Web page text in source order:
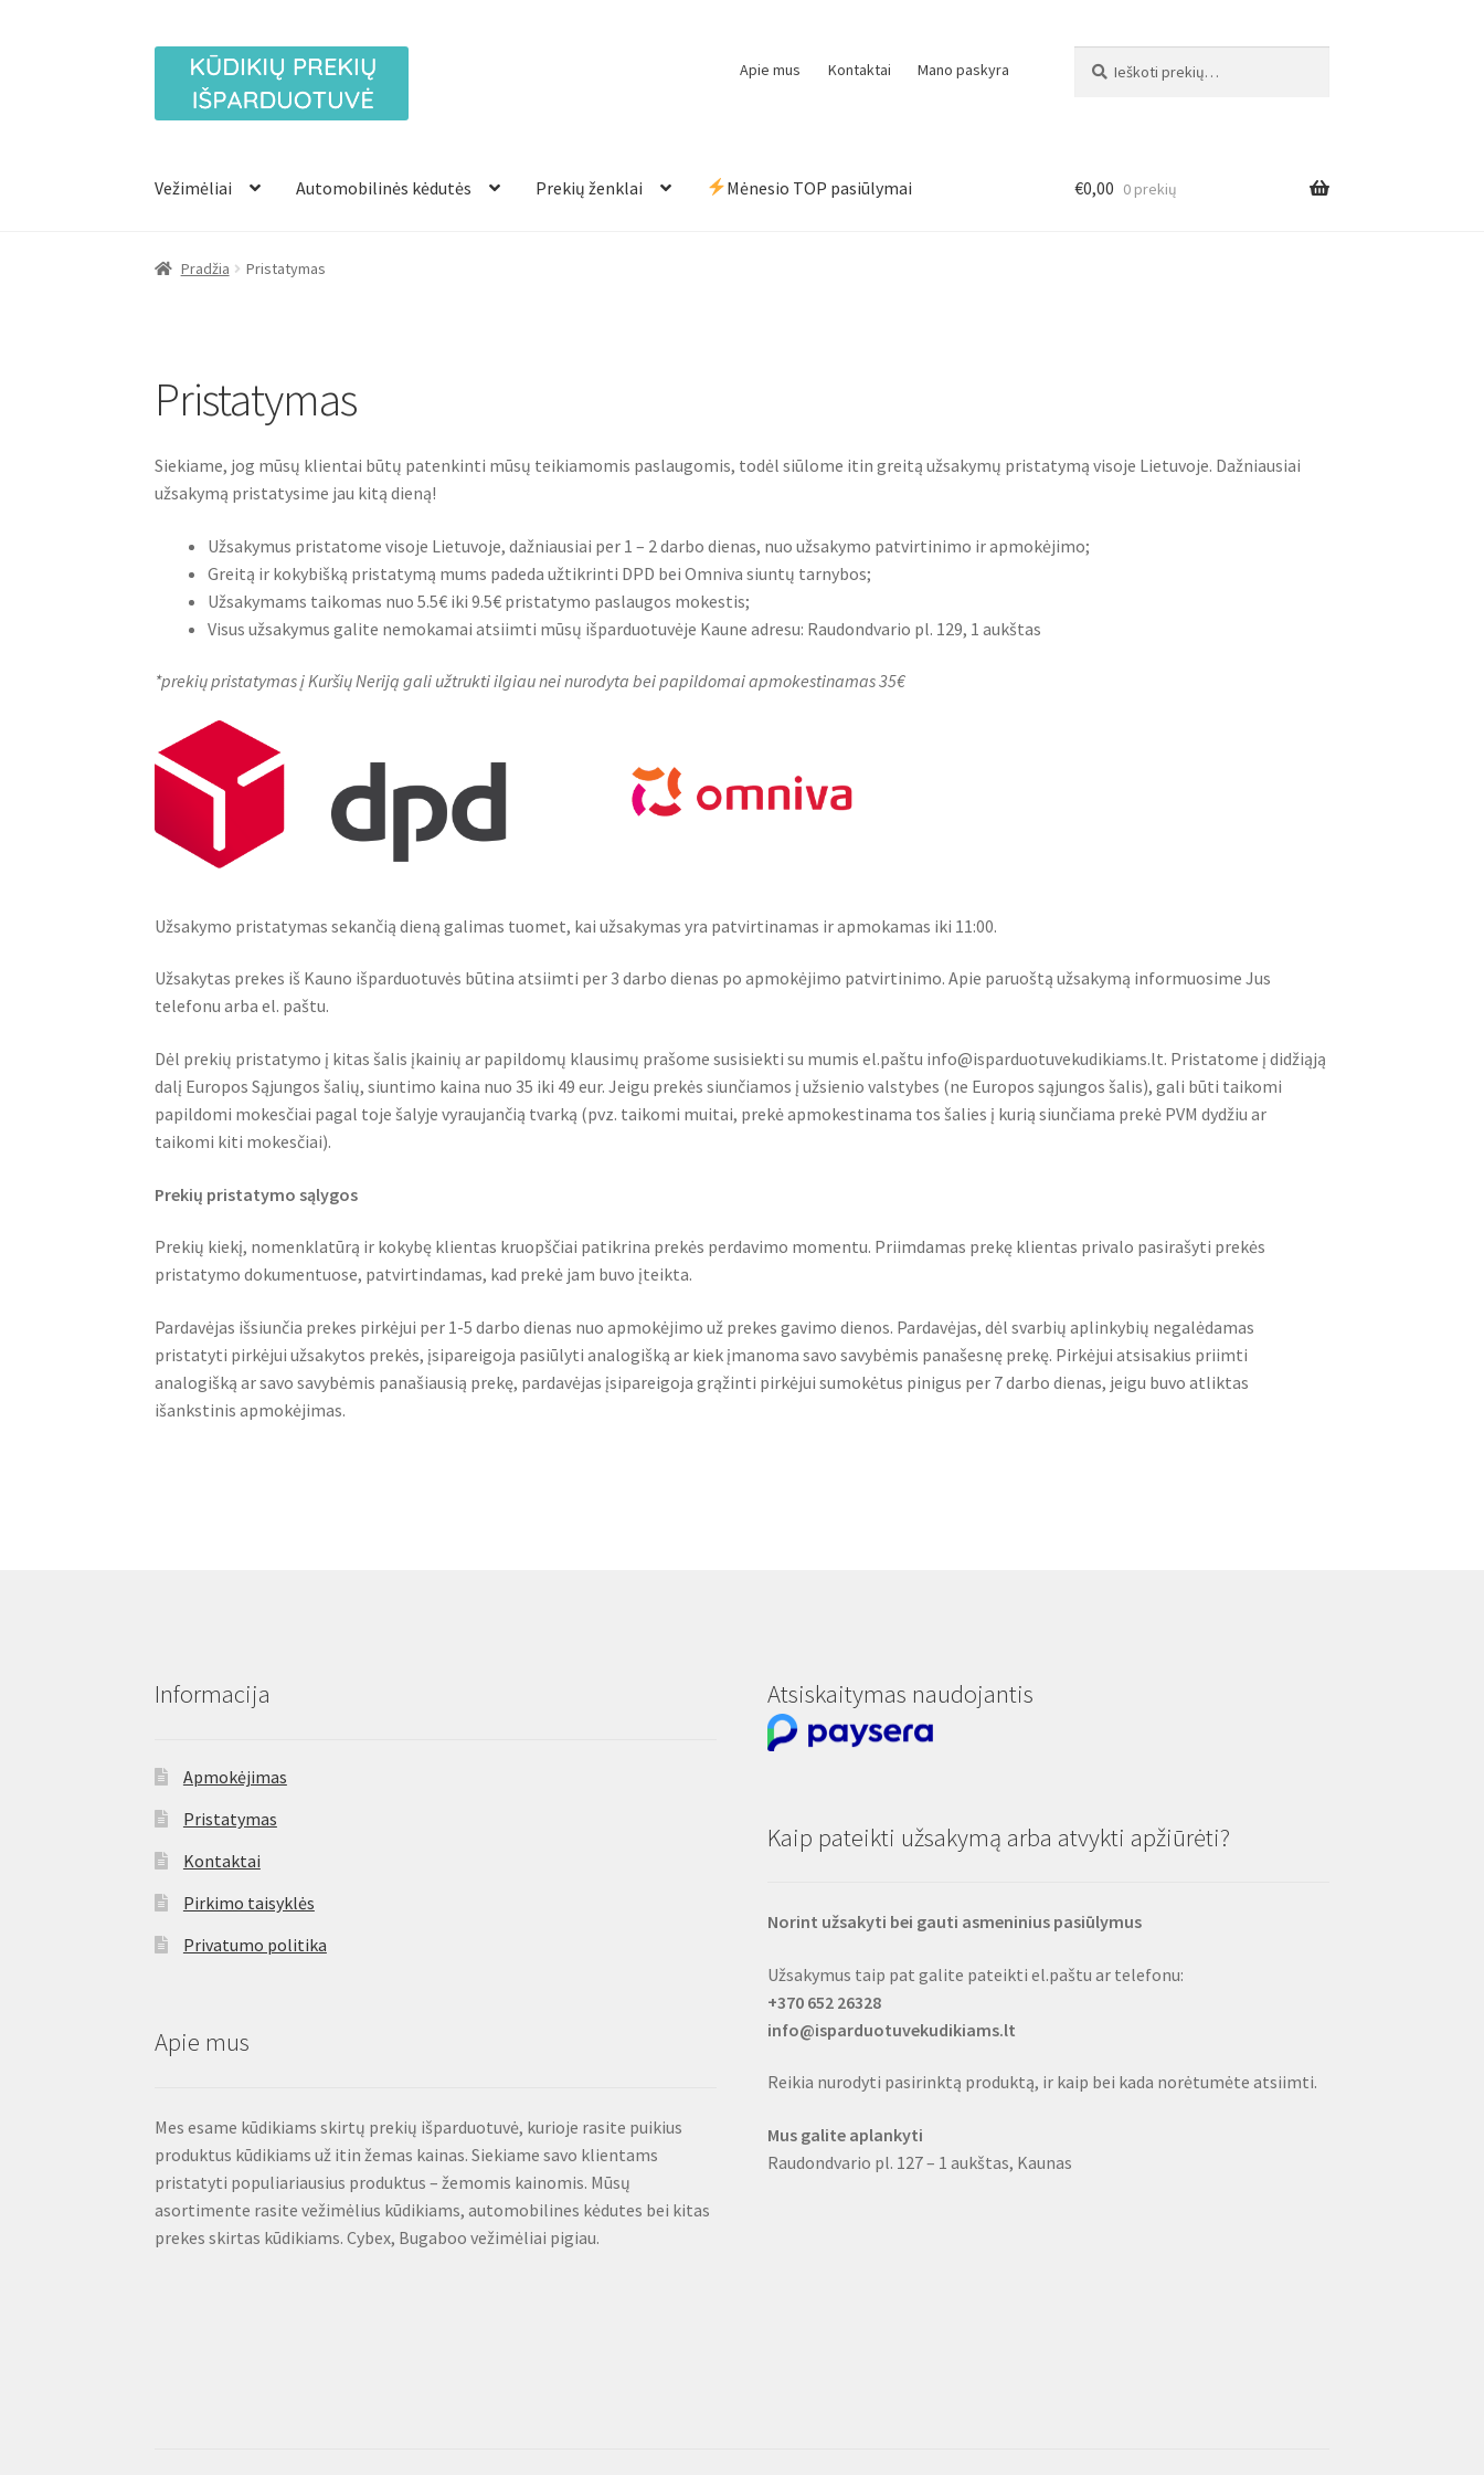
Pereiti
meniu
Pereiti
turinio
Apie mus Kontaktai Mano paskyra
Vežimėliai Automobilinės kėdutės Prekių ženklai Mėnesio TOP pasiūlymai €0,00 0 prekių
Pradžia Pristatymas
Pristatymas
Siekiame, jog mūsų klientai būtų patenkinti mūsų teikiamomis paslaugomis, todėl siūlome itin greitą užsakymų pristatymą visoje Lietuvoje. Dažniausiai
užsakymą pristatysime jau kitą dieną!
Užsakymus pristatome visoje Lietuvoje, dažniausiai per 1 – 2 darbo dienas, nuo užsakymo patvirtinimo ir apmokėjimo;
Greitą ir kokybišką pristatymą mums padeda užtikrinti DPD bei Omniva siuntų tarnybos;
Užsakymams taikomas nuo 5.5€ iki 9.5€ pristatymo paslaugos mokestis;
Visus užsakymus galite nemokamai atsiimti mūsų išparduotuvėje Kaune adresu: Raudondvario pl. 129, 1 aukštas
*prekių pristatymas į Kuršių Neriją gali užtrukti ilgiau nei nurodyta bei papildomai apmokestinamas 35€
Užsakymo pristatymas sekančią dieną galimas tuomet, kai užsakymas yra patvirtinamas ir apmokamas iki 11:00.
Užsakytas prekes iš Kauno išparduotuvės būtina atsiimti per 3 darbo dienas po apmokėjimo patvirtinimo. Apie paruoštą užsakymą informuosime Jus
telefonu arba el. paštu.
Dėl prekių pristatymo į kitas šalis įkainių ar papildomų klausimų prašome susisiekti su mumis el.paštu info@isparduotuvekudikiams.lt. Pristatome į didžiąją
dalį Europos Sąjungos šalių, siuntimo kaina nuo 35 iki 49 eur. Jeigu prekės siunčiamos į užsienio valstybes (ne Europos sąjungos šalis), gali būti taikomi
papildomi mokesčiai pagal toje šalyje vyraujančią tvarką (pvz. taikomi muitai, prekė apmokestinama tos šalies į kurią siunčiama prekė PVM dydžiu ar
taikomi kiti mokesčiai).
Prekių pristatymo sąlygos
Prekių kiekį, nomenklatūrą ir kokybę klientas kruopščiai patikrina prekės perdavimo momentu. Priimdamas prekę klientas privalo pasirašyti prekės
pristatymo dokumentuose, patvirtindamas, kad prekė jam buvo įteikta.
Pardavėjas išsiunčia prekes pirkėjui per 1-5 darbo dienas nuo apmokėjimo už prekes gavimo dienos. Pardavėjas, dėl svarbių aplinkybių negalėdamas
pristatyti pirkėjui užsakytos prekės, įsipareigoja pasiūlyti analogišką ar kiek įmanoma savo savybėmis panašesnę prekę. Pirkėjui atsisakius priimti
analogišką ar savo savybėmis panašiausią prekę, pardavėjas įsipareigoja grąžinti pirkėjui sumokėtus pinigus per 7 darbo dienas, jeigu buvo atliktas
išankstinis apmokėjimas.
Informacija
Apmokėjimas
Pristatymas
Kontaktai
Pirkimo taisyklės
Privatumo politika
Apie mus
Mes esame kūdikiams skirtų prekių išparduotuvė, kurioje rasite puikius
produktus kūdikiams už itin žemas kainas. Siekiame savo klientams
pristatyti populiariausius produktus – žemomis kainomis. Mūsų
asortimente rasite vežimėlius kūdikiams, automobilines kėdutes bei kitas
prekes skirtas kūdikiams. Cybex, Bugaboo vežimėliai pigiau.
Atsiskaitymas naudojantis
Kaip pateikti užsakymą arba atvykti apžiūrėti?
Norint užsakyti bei gauti asmeninius pasiūlymus
Užsakymus taip pat galite pateikti el.paštu ar telefonu:
+370 652 26328
info@isparduotuvekudikiams.lt
Reikia nurodyti pasirinktą produktą, ir kaip bei kada norėtumėte atsiimti.
Mus galite aplankyti
Raudondvario pl. 127 – 1 aukštas, Kaunas